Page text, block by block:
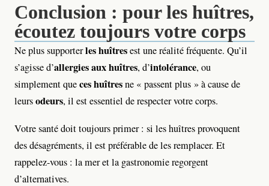
Conclusion : pour les huîtres,
écoutez toujours votre corps
Ne plus supporterles huîtresest une réalité fréquente. Qu’il
s’agisse d’allergies aux huîtres, d’intolérance, ou
simplement queces huîtresne « passent plus » à cause de
leursodeurs, il est essentiel de respecter votre corps.
Votre santé doit toujours primer : si les huîtres provoquent
des désagréments, il est préférable de les remplacer. Et
rappelez-vous : la mer et la gastronomie regorgent
d’alternatives.